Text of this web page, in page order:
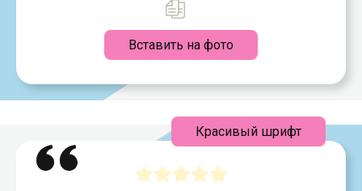
Вставить на фото
Красивый шрифт